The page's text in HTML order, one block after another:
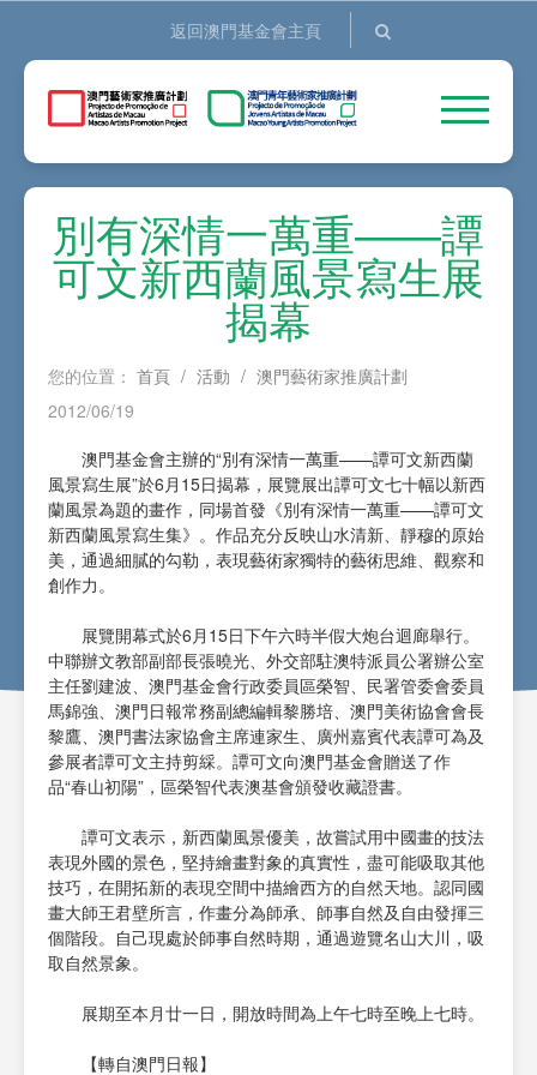
返回澳門基金會主頁
別有深情一萬重——譚
可文新西蘭風景寫生展
揭幕
您的位置： 首頁 / 活動 / 澳門藝術家推廣計劃
2012/06/19
澳門基金會主辦的“別有深情一萬重——譚可文新西蘭
風景寫生展”於6月15日揭幕，展覽展出譚可文七十幅以新西
蘭風景為題的畫作，同場首發《別有深情一萬重——譚可文
新西蘭風景寫生集》。作品充分反映山水清新、靜穆的原始
美，通過細膩的勾勒，表現藝術家獨特的藝術思維、觀察和
創作力。
展覽開幕式於6月15日下午六時半假大炮台迴廊舉行。
中聯辦文教部副部長張曉光、外交部駐澳特派員公署辦公室
主任劉建波、澳門基金會行政委員區榮智、民署管委會委員
馬錦強、澳門日報常務副總編輯黎勝培、澳門美術協會會長
黎鷹、澳門書法家協會主席連家生、廣州嘉賓代表譚可為及
參展者譚可文主持剪綵。譚可文向澳門基金會贈送了作
品“春山初陽”，區榮智代表澳基會頒發收藏證書。
譚可文表示，新西蘭風景優美，故嘗試用中國畫的技法
表現外國的景色，堅持繪畫對象的真實性，盡可能吸取其他
技巧，在開拓新的表現空間中描繪西方的自然天地。認同國
畫大師王君壁所言，作畫分為師承、師事自然及自由發揮三
個階段。自己現處於師事自然時期，通過遊覽名山大川，吸
取自然景象。
展期至本月廿一日，開放時間為上午七時至晚上七時。
【轉自澳門日報】